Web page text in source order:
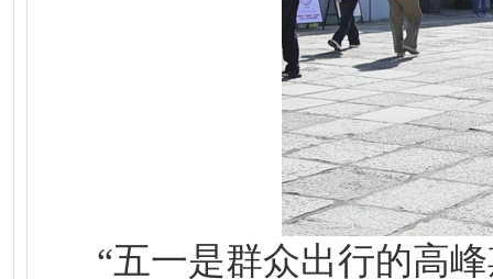
“五一是群众出行的高